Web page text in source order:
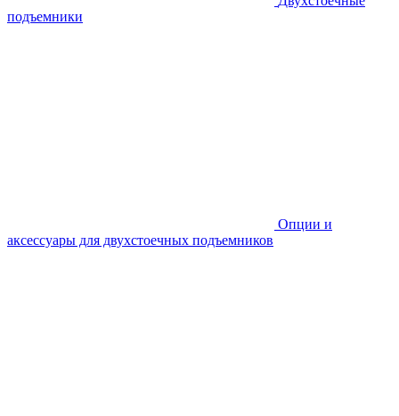
подъемники
Опции и
аксессуары для двухстоечных подъемников